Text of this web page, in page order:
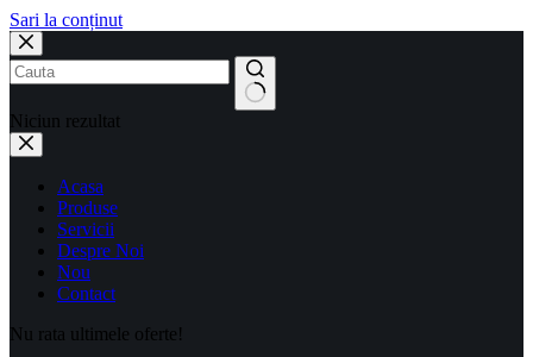
Sari la conținut
Niciun rezultat
Acasa
Produse
Servicii
Despre Noi
Nou
Contact
Nu rata ultimele oferte!